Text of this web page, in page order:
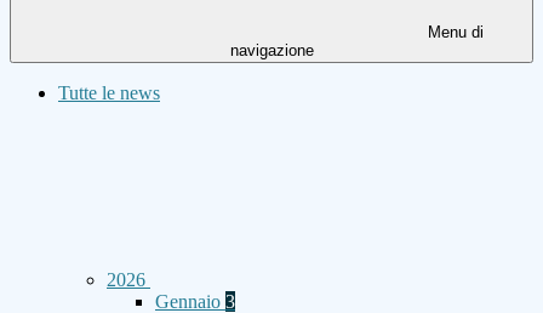
Menu di
navigazione
Tutte le news
2026
Gennaio 3